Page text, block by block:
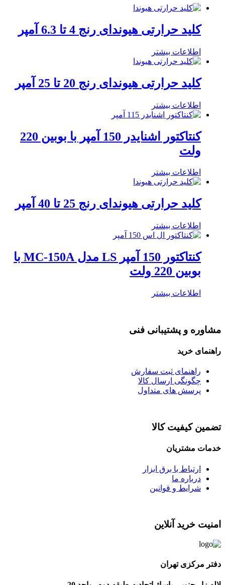
کلید حرارتی هیوندای رنج 4 تا 6.3 آمپر
اطلاعات بیشتر
کلید حرارتی هیوندای رنج 20 تا 25 آمپر
اطلاعات بیشتر
کنتاکتور اشنایدر 150 آمپر با بوبین 220
ولت
اطلاعات بیشتر
کلید حرارتی هیوندای رنج 25 تا 40 آمپر
اطلاعات بیشتر
کنتاکتور 150 آمپر LS مدل MC-150A با
بوبین 220 ولت
اطلاعات بیشتر
مشاوره و پشتیبانی فنی
راهنمای خرید
راهنمای ثبت سفارش
چگونگی ارسال کالا
پرسش های متداول
تضمین کیفیت کالا
خدمات مشتریان
ارتباط با برق ابزار
درباره ما
شرایط و قوانین
امنیت خرید آنلاین
دفتر مرکزی تهران